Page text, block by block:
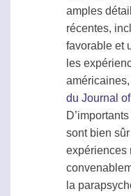
amples
récentes,
favorable et
les
du Journal
sont bien
expériences
la